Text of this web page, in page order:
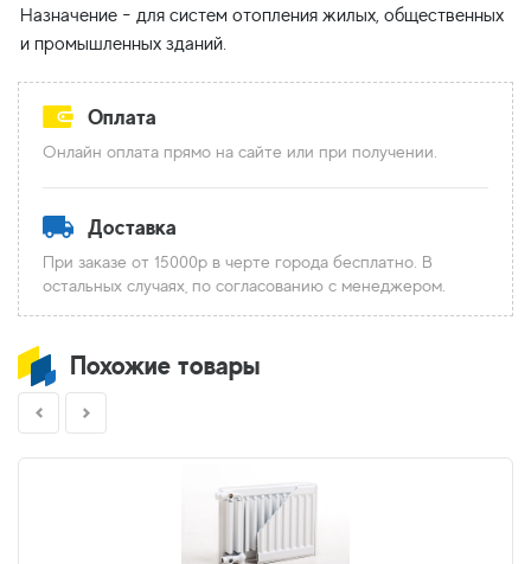
Назначение - для систем отопления жилых, общественных
Оплата
Онлайн оплата прямо на сайте или при получении.
Доставка
При заказе от 15000р в черте города бесплатно. В
остальных случаях, по согласованию с менеджером.
Похожие товары